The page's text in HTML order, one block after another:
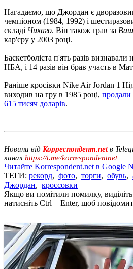
Нагадаємо, що Джордан є
чемпіоном (1984, 1992) і
складі Чикаго. Він також грав за
кар'єру у 2003 році.
Баскетболіста п'ять разів
НБА, і 14 разів він брав участь в
Раніше кросівки Nike Air Jordan 1
виходив на гру в 1985 році, продали
615 тисяч доларів.
Новини від Корреспондент.net в
канал https://t.me/korrespondentnet
Читайте Korrespondent.net в Google
ТЕГИ: рекорд, фото, торги, обувь,
Джордан, кроссовки
Якщо ви помітили помилку, виділіть
натисніть Ctrl + Enter, щоб